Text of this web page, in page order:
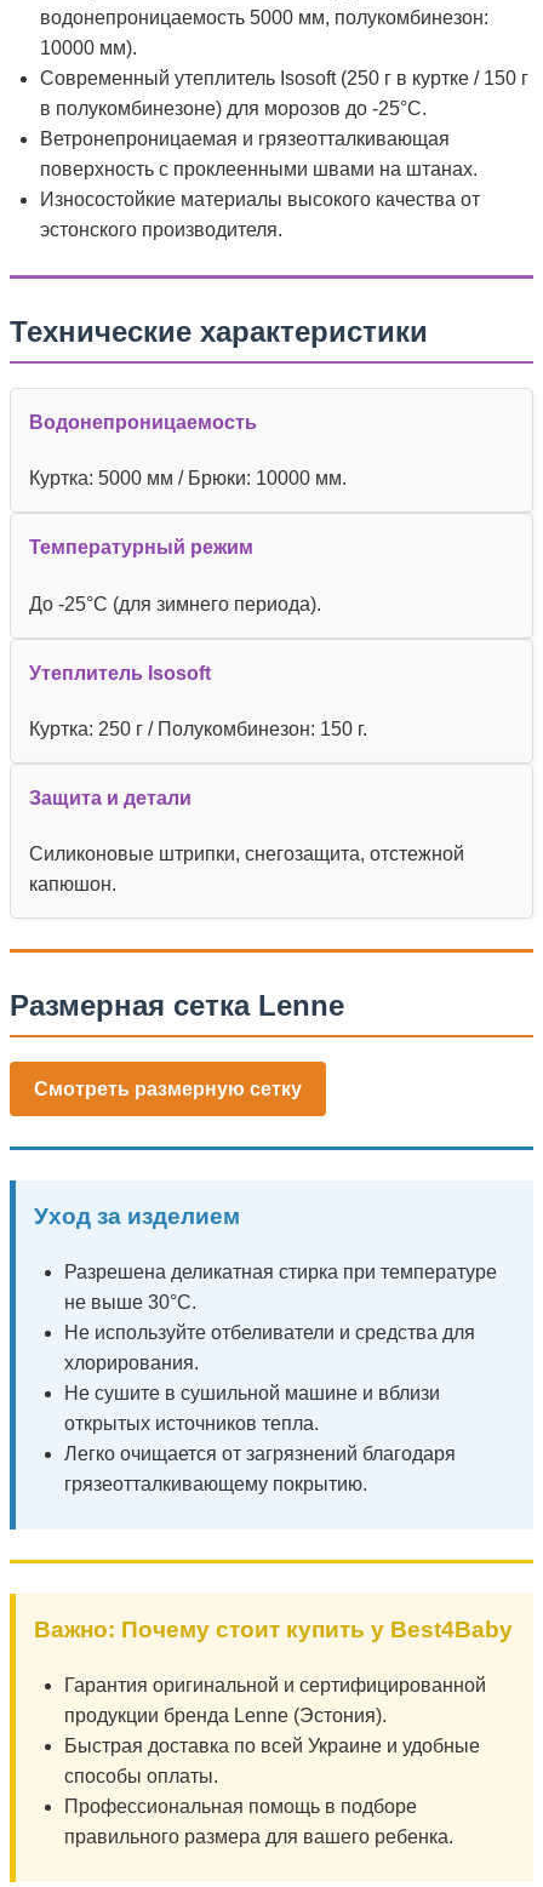
водонепроницаемость 5000 мм, полукомбинезон:
10000 мм).
Современный утеплитель Isosoft (250 г в куртке / 150 г
в полукомбинезоне) для морозов до -25°C.
Ветронепроницаемая и грязеотталкивающая
поверхность с проклеенными швами на штанах.
Износостойкие материалы высокого качества от
эстонского производителя.
Технические характеристики
Водонепроницаемость
Куртка: 5000 мм / Брюки: 10000 мм.
Температурный режим
До -25°C (для зимнего периода).
Утеплитель Isosoft
Куртка: 250 г / Полукомбинезон: 150 г.
Защита и детали
Силиконовые штрипки, снегозащита, отстежной
капюшон.
Размерная сетка Lenne
Смотреть размерную сетку
Уход за изделием
Разрешена деликатная стирка при температуре
не выше 30°C.
Не используйте отбеливатели и средства для
хлорирования.
Не сушите в сушильной машине и вблизи
открытых источников тепла.
Легко очищается от загрязнений благодаря
грязеотталкивающему покрытию.
Важно: Почему стоит купить у Best4Baby
Гарантия оригинальной и сертифицированной
продукции бренда Lenne (Эстония).
Быстрая доставка по всей Украине и удобные
способы оплаты.
Профессиональная помощь в подборе
правильного размера для вашего ребенка.